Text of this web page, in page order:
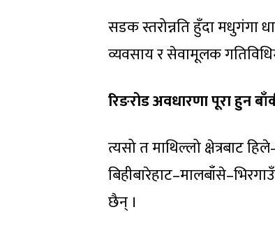
सडक स्तरोन्नति हुँदा मधुगंगा
व्यवसाय र सेवामूलक
रिङरोड अवधारणा पूरा हुन
त्यसो त माथिल्लो क्षेत्रबाट
छैन् ।